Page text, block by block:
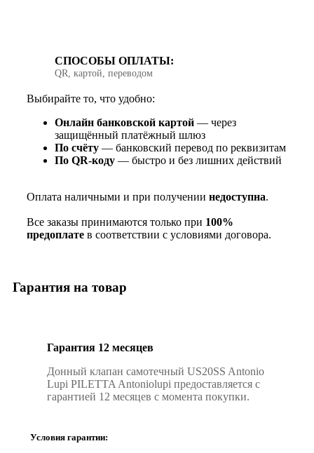
СПОСОБЫ ОПЛАТЫ:
QR, картой, переводом
Выбирайте то, что удобно:
Онлайн банковской картой — через
защищённый платёжный шлюз
По счёту — банковский перевод по реквизитам
По QR‑коду — быстро и без лишних действий
Оплата наличными и при получении недоступна.
Все заказы принимаются только при 100%
предоплате в соответствии с условиями договора.
Гарантия на товар
Гарантия 12 месяцев
Донный клапан самотечный US20SS Antonio
Lupi PILETTA Antoniolupi предоставляется с
гарантией 12 месяцев с момента покупки.
Условия гарантии: